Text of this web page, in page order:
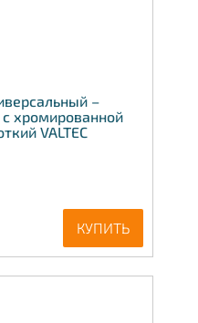
–
хромированной
VALTEC
КУПИТЬ